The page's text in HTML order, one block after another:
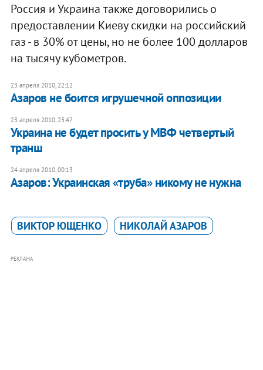
Россия и Украина также договорились о
предоставлении Киеву скидки на российский
газ - в 30% от цены, но не более 100 долларов
на тысячу кубометров.
23 апреля 2010, 22:12
Азаров не боится игрушечной оппозиции
23 апреля 2010, 23:47
Украина не будет просить у МВФ четвертый
транш
24 апреля 2010, 00:13
Азаров: Украинская «труба» никому не нужна
ВИКТОР ЮЩЕНКО НИКОЛАЙ АЗАРОВ
РЕКЛАМА